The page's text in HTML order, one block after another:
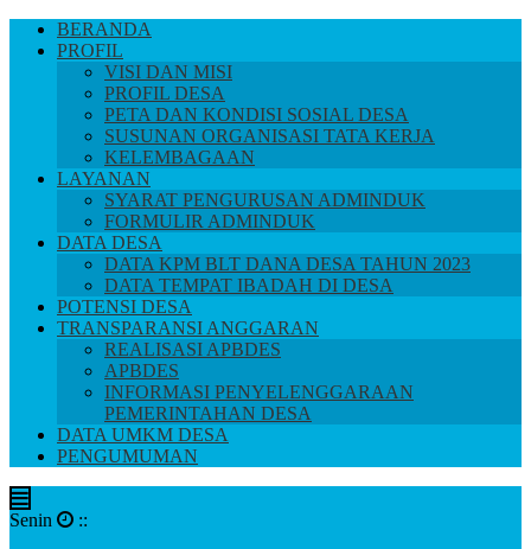
BERANDA
PROFIL
VISI DAN MISI
PROFIL DESA
PETA DAN KONDISI SOSIAL DESA
SUSUNAN ORGANISASI TATA KERJA
KELEMBAGAAN
LAYANAN
SYARAT PENGURUSAN ADMINDUK
FORMULIR ADMINDUK
DATA DESA
DATA KPM BLT DANA DESA TAHUN 2023
DATA TEMPAT IBADAH DI DESA
POTENSI DESA
TRANSPARANSI ANGGARAN
REALISASI APBDES
APBDES
INFORMASI PENYELENGGARAAN
PEMERINTAHAN DESA
DATA UMKM DESA
PENGUMUMAN
Senin ::